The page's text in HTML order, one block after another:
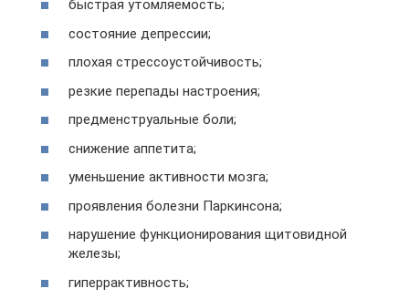
быстрая утомляемость;
состояние депрессии;
плохая стрессоустойчивость;
резкие перепады настроения;
предменструальные боли;
снижение аппетита;
уменьшение активности мозга;
проявления болезни Паркинсона;
нарушение функционирования щитовидной
железы;
гиперрактивность;